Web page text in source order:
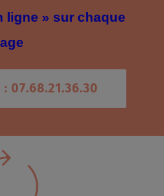
ligne » sur chaque
: 07.68.21.36.30